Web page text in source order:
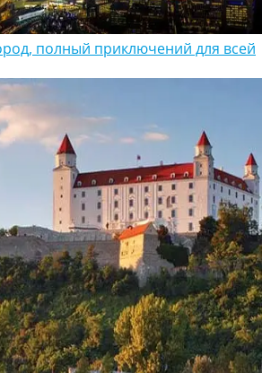
полный приключений для всей